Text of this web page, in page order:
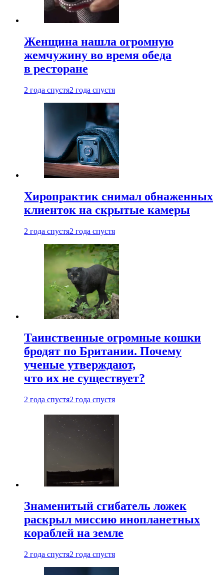
Женщина нашла огромную
жемчужину во время обеда
в ресторане
2 года спустя2 года спустя
Хиропрактик снимал обнаженных
клиенток на скрытые камеры
2 года спустя2 года спустя
Таинственные огромные кошки
бродят по Британии. Почему
ученые утверждают,
что их не существует?
2 года спустя2 года спустя
Знаменитый сгибатель ложек
раскрыл миссию инопланетных
кораблей на земле
2 года спустя2 года спустя